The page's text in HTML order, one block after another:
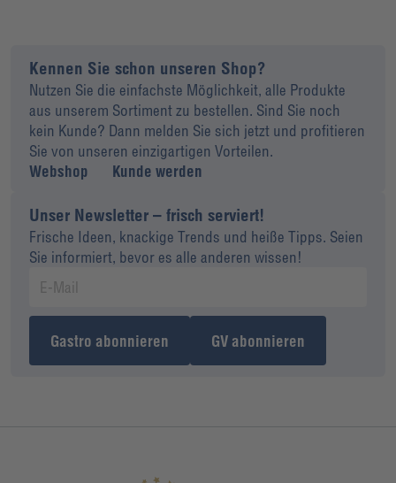
Kennen Sie schon unseren Shop?
Nutzen Sie die einfachste Möglichkeit, alle Produkte
aus unserem Sortiment zu bestellen. Sind Sie noch
kein Kunde? Dann melden Sie sich jetzt und profitieren
Sie von unseren einzigartigen Vorteilen.
Webshop
Kunde werden
Unser Newsletter – frisch serviert!
Frische Ideen, knackige Trends und heiße Tipps. Seien
Sie informiert, bevor es alle anderen wissen!
Gastro abonnieren GV abonnieren